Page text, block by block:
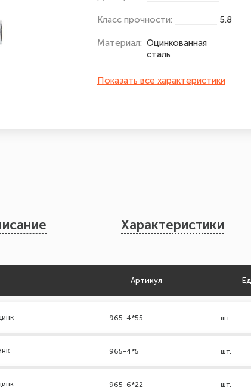
Класс прочности: 5.8
Материал: Оцинкованная
сталь
Показать все характеристики
Характеристики
Артикул
965-4*55 шт.
965-4*5 шт.
965-6*22 шт.